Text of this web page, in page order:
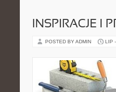
INSPIRACJE I
POSTED BY ADMIN LIP